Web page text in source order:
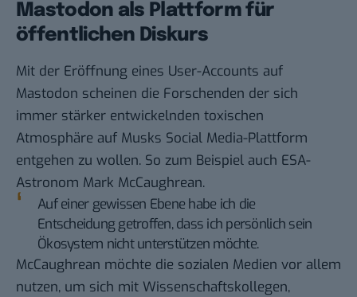
Mastodon als Plattform für
öffentlichen Diskurs
Mit der Eröffnung eines User-Accounts auf
Mastodon scheinen die Forschenden der sich
immer stärker entwickelnden toxischen
Atmosphäre auf Musks Social Media-Plattform
entgehen zu wollen. So zum Beispiel auch ESA-
Astronom Mark McCaughrean.
Auf einer gewissen Ebene habe ich die
Entscheidung getroffen, dass ich persönlich sein
Ökosystem nicht unterstützen möchte.
McCaughrean möchte die sozialen Medien vor allem
nutzen, um sich mit Wissenschaftskollegen,